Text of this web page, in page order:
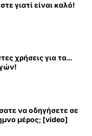
γιατί είναι καλό!
χρήσεις για τα…
να οδηγήσετε σε
μέρος; [video]